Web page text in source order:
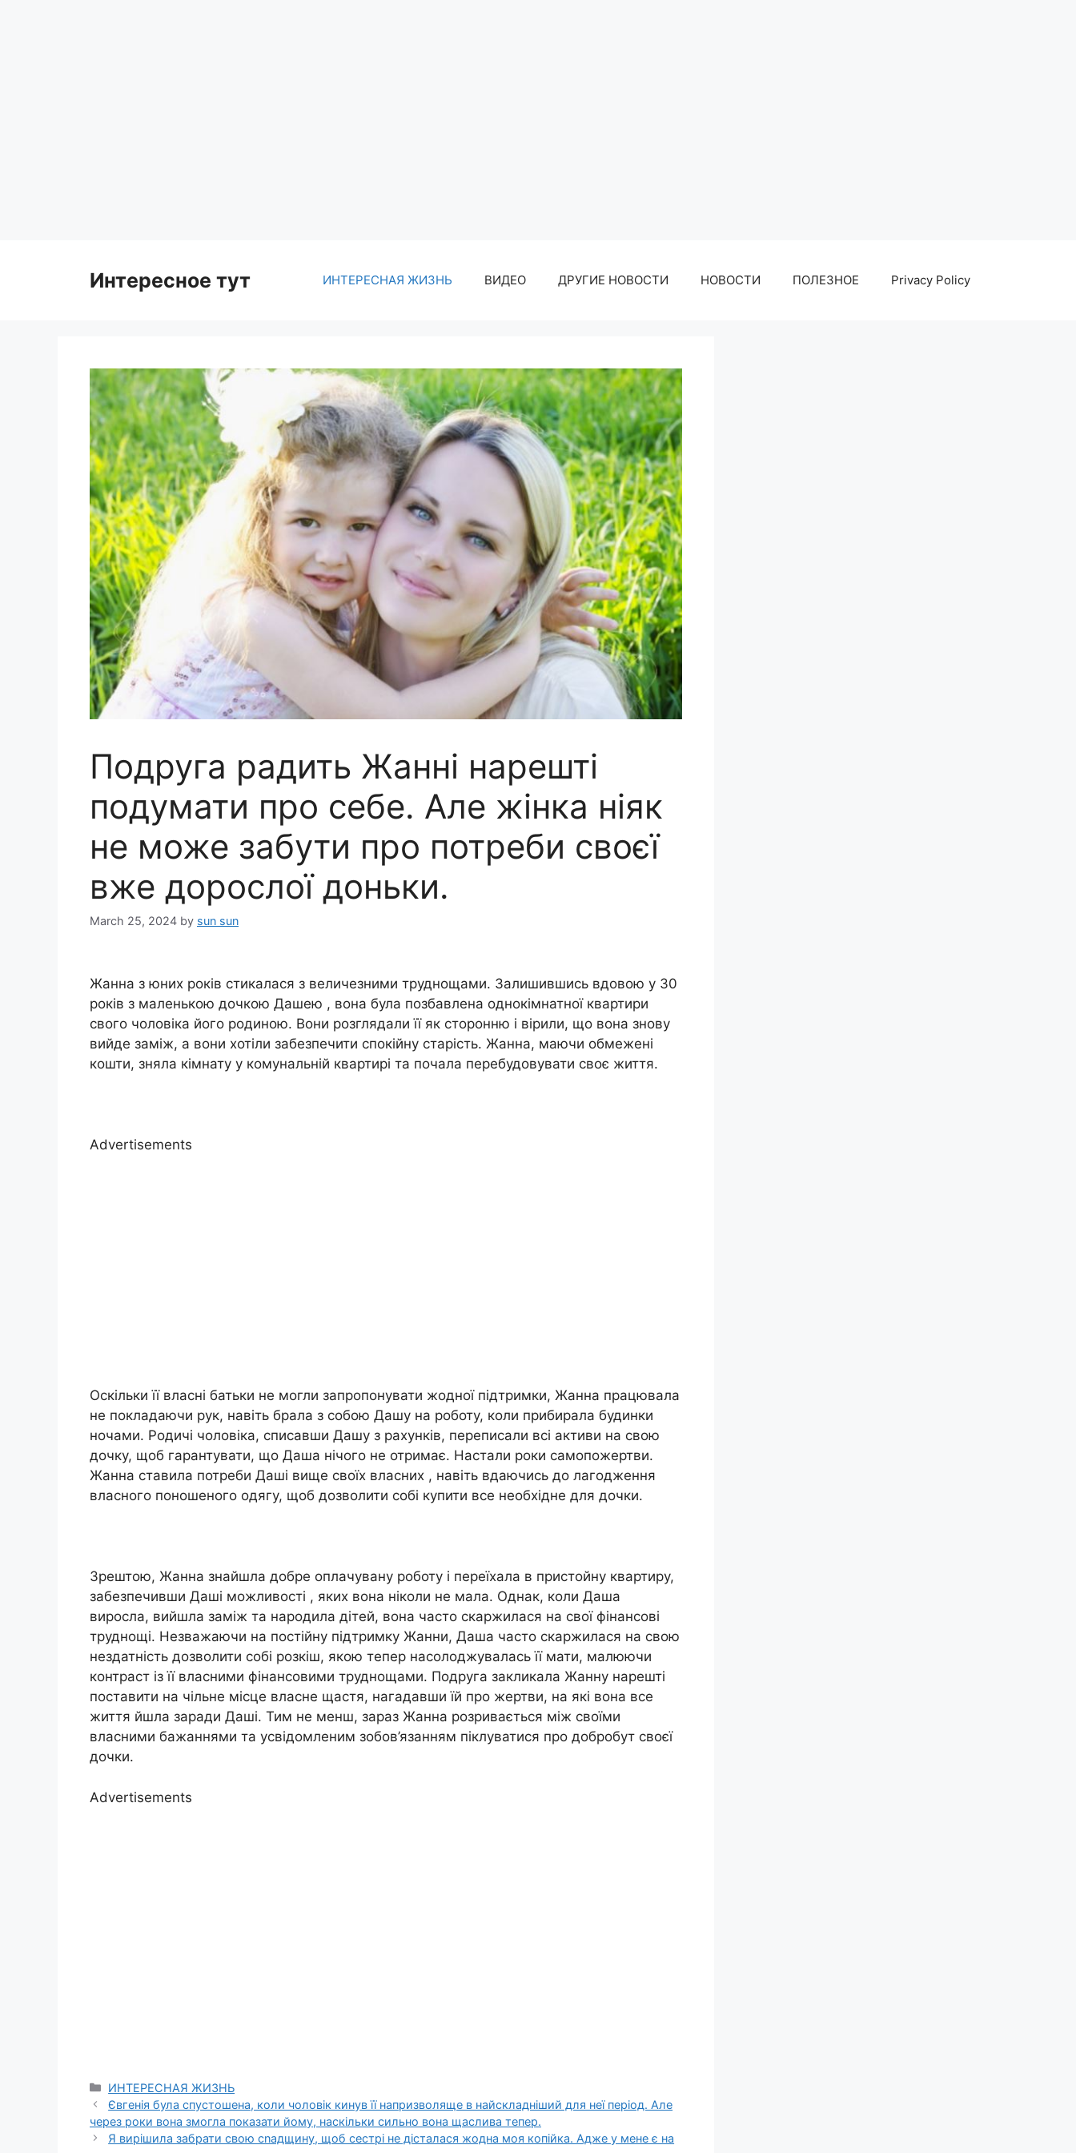
Интересное тут ИНТЕРЕСНАЯ ЖИЗНЬ ВИДЕО ДРУГИЕ НОВОСТИ НОВОСТИ ПОЛЕЗНОЕ Privacy Policy
Подруга радить Жанні нарешті
подумати про себе. Але жінка ніяк
не може забути про потреби своєї
вже дорослої доньки.
March 25, 2024 by sun sun
Жанна з юних років стикалася з величезними труднощами. Залишившись вдовою у 30
років з маленькою дочкою Дашею , вона була позбавлена однокімнатної квартири
свого чоловіка його родиною. Вони розглядали її як сторонню і вірили, що вона знову
вийде заміж, а вони хотіли забезпечити спокійну старість. Жанна, маючи обмежені
кошти, зняла кімнату у комунальній квартирі та почала перебудовувати своє життя.
Advertisements
Оскільки її власні батьки не могли запропонувати жодної підтримки, Жанна працювала
не покладаючи рук, навіть брала з собою Дашу на роботу, коли прибирала будинки
ночами. Родичі чоловіка, списавши Дашу з рахунків, переписали всі активи на свою
дочку, щоб гарантувати, що Даша нічого не отримає. Настали роки самопожертви.
Жанна ставила потреби Даші вище своїх власних , навіть вдаючись до лагодження
власного поношеного одягу, щоб дозволити собі купити все необхідне для дочки.
Зрештою, Жанна знайшла добре оплачувану роботу і переїхала в пристойну квартиру,
забезпечивши Даші можливості , яких вона ніколи не мала. Однак, коли Даша
виросла, вийшла заміж та народила дітей, вона часто скаржилася на свої фінансові
труднощі. Незважаючи на постійну підтримку Жанни, Даша часто скаржилася на свою
нездатність дозволити собі розкіш, якою тепер насолоджувалась її мати, малюючи
контраст із її власними фінансовими труднощами. Подруга закликала Жанну нарешті
поставити на чільне місце власне щастя, нагадавши їй про жертви, на які вона все
життя йшла заради Даші. Тим не менш, зараз Жанна розривається між своїми
власними бажаннями та усвідомленим зобов’язанням піклуватися про добробут своєї
дочки.
Advertisements
Categories
ИНТЕРЕСНАЯ ЖИЗНЬ
Євгенія була спустошена, коли чоловік кинув її напризволяще в найскладніший для неї період. Але
через роки вона змогла показати йому, наскільки сильно вона щаслива тепер.
Я вирішила забрати свою сnадщину, щоб сестрі не дісталася жодна моя копійка. Адже у мене є на